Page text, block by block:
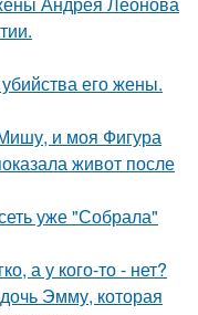
его жены.
и моя Фигура
живот после
уже "Собрала"
а у кого-то - нет?
Эмму, которая